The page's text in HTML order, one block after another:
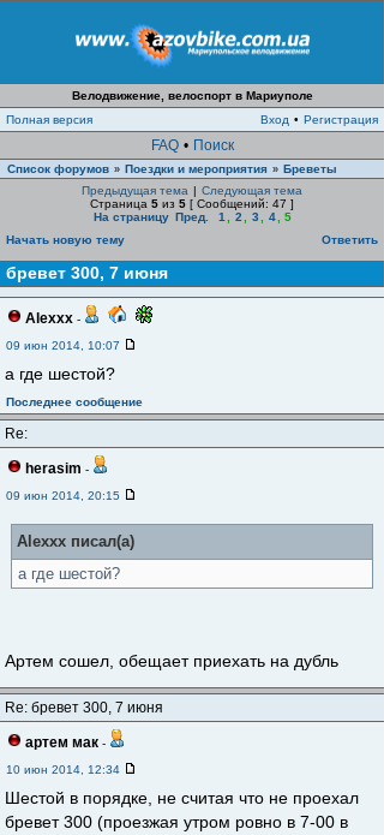
Велодвижение, велоспорт в Мариуполе
Полная версия
Вход • Регистрация
FAQ • Поиск
Список форумов » Поездки и мероприятия » Бреветы
Предыдущая тема | Следующая тема
Страница 5 из 5 [ Сообщений: 47 ]
На страницу Пред. 1 2 3 4
5
Начать новую тему
Ответить
бревет 300, 7 июня
Alexxx -
09 июн 2014, 10:07
а где шестой?
Последнее сообщение
Re:
herasim -
09 июн 2014, 20:15
Alexxx писал(а)
а где шестой?
Артем сошел, обещает приехать на дубль
Re: бревет 300, 7 июня
артем мак -
10 июн 2014, 12:34
Шестой в порядке, не считая что не проехал
бревет 300 (проезжая утром ровно в 7-00 в